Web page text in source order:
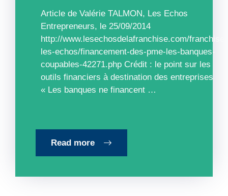
Article de Valérie TALMON, Les Echos
Entrepreneurs, le 25/09/2014
http://www.lesechosdelafranchise.com/franchise-
les-echos/financement-des-pme-les-banques-
coupables-42271.php Crédit : le point sur les
outils financiers à destination des entreprises
« Les banques ne financent …
Read more